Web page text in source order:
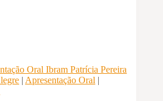
Oral Ibram Patrícia Pereira
| Apresentação Oral |